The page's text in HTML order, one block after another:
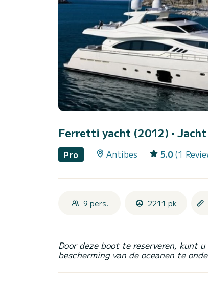
Ferretti yacht (2012) • Jacht
Pro Antibes 5.0 (1
9 pers. 2211 pk
Door deze boot te reserveren, kunt
bescherming van de oceanen te